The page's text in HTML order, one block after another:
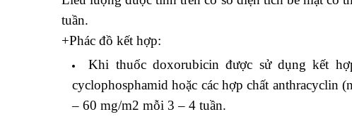
tuần.
+Phác đồ kết hợp:
Khi thuốc doxorubicin được sử dụng kết
cyclophosphamid hoặc các hợp chất
– 60 mg/m2 mỗi 3 – 4 tuần.